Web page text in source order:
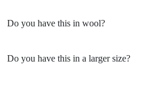
Do you have this in wool?
Do you have this in a larger size?